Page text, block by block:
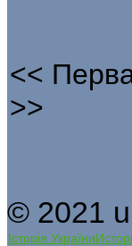
<<
>>
© 2021
Історія України